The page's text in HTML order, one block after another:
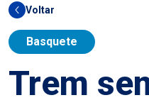
Voltar
Basquete
Trem